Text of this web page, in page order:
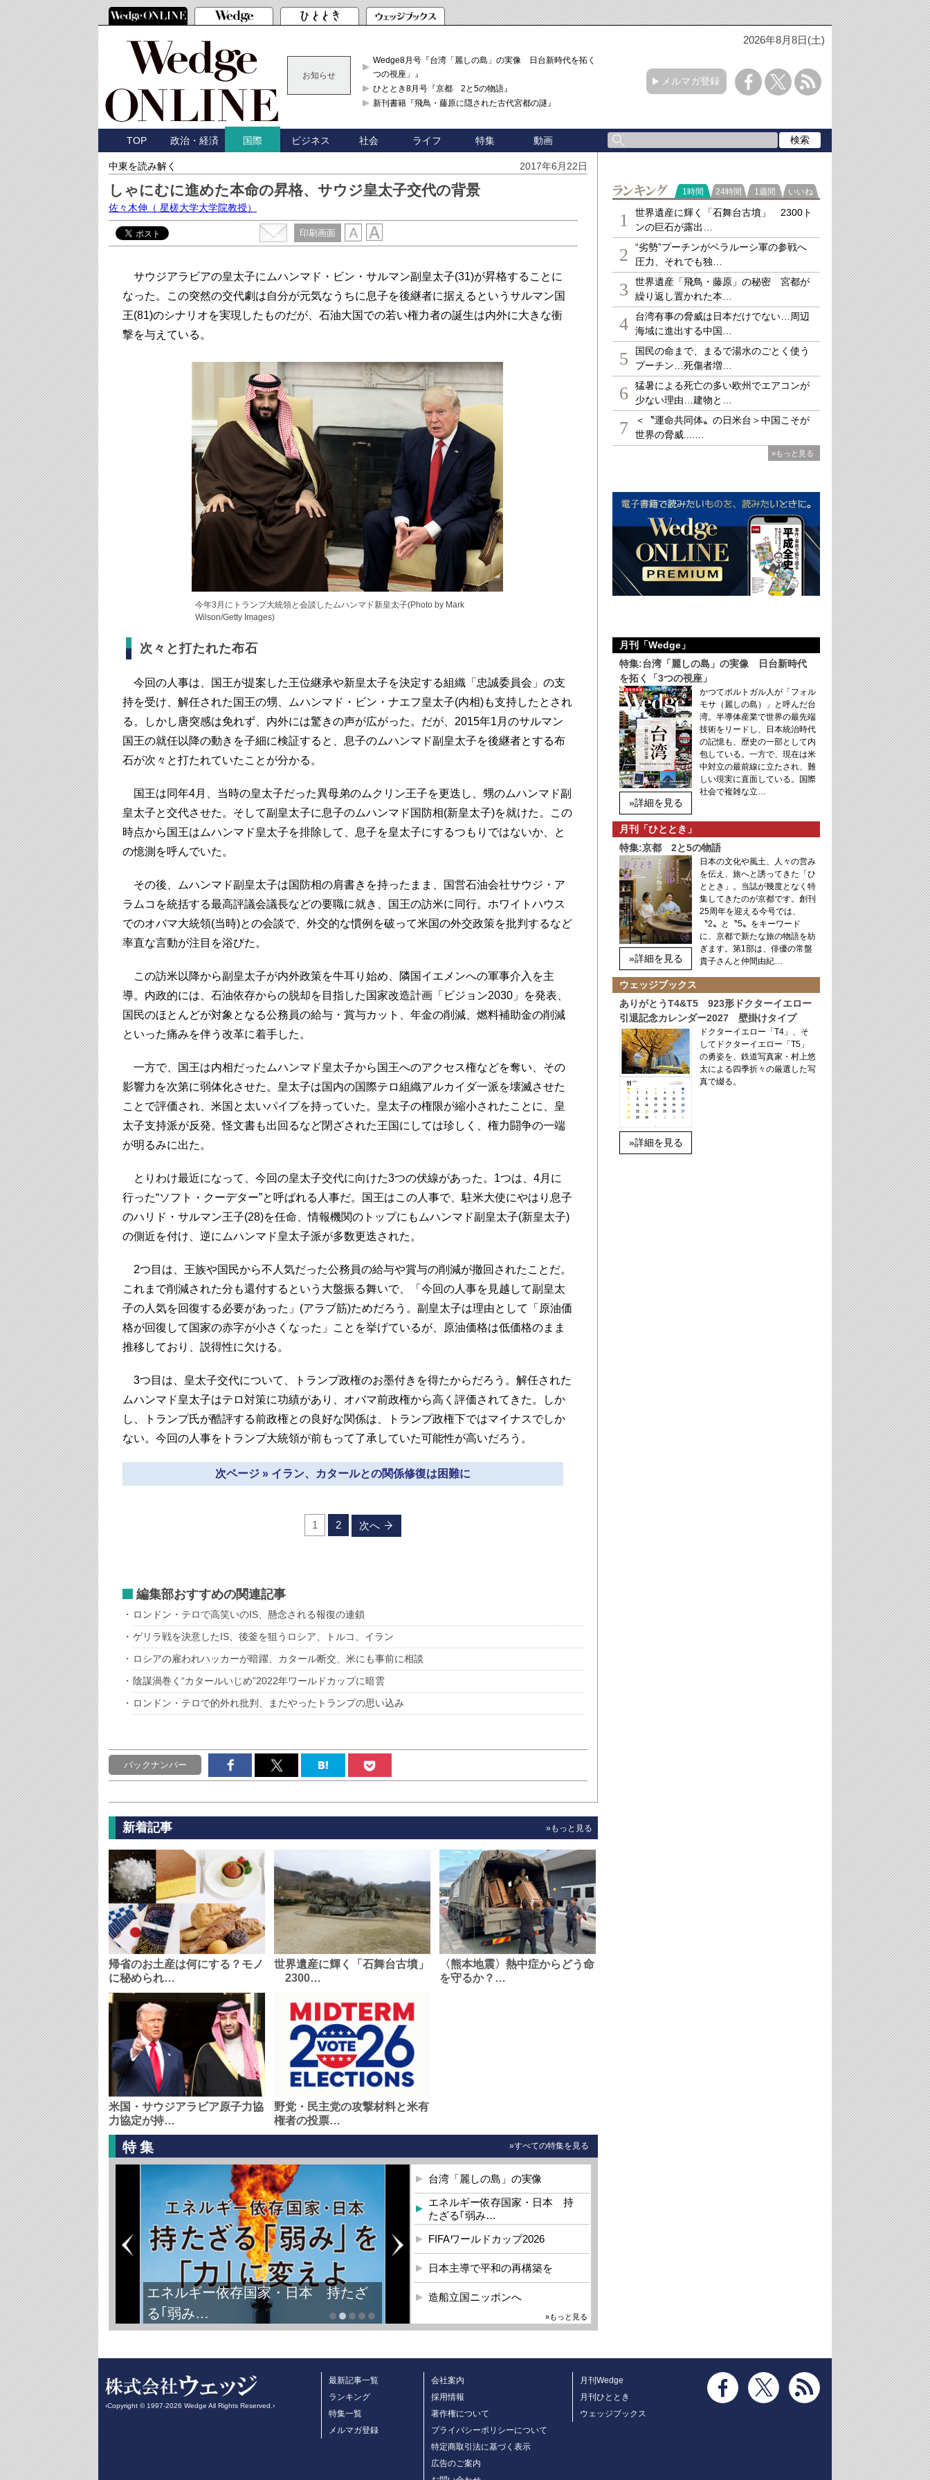
2026年8月8日(土)
お知らせ
Wedge8月号『台湾「麗しの島」の実像 日台新時代を拓く「3
つの視座」』
ひととき8月号『京都 2と5の物語』
新刊書籍『飛鳥・藤原に隠された古代宮都の謎』
メルマガ登録
TOP 政治・経済 国際 ビジネス 社会 ライフ 特集 動画
中東を読み解く 2017年6月22日
しゃにむに進めた本命の昇格、サウジ皇太子交代の背景
佐々木伸 （ 星槎大学大学院教授）
印刷画面
サウジアラビアの皇太子にムハンマド ・ビン・サルマン副皇太子(31)が昇格することに
なった。この突然の交代劇は自分が元気なうちに息子を後継者に据えるというサルマン国
王(81)のシナリオを実現したものだが、石油大国での若い権力者の誕生は内外に大きな衝
撃を与えている。
今年3月にトランプ大統領と会談したムハンマド新皇太子(Photo by Mark
Wilson/Getty Images)
次々と打たれた布石
今回の人事は、国王が提案した王位継承や新皇太子を決定する組織「忠誠委員会」の支
持を受け、解任された国王の甥、ムハンマド・ ビン・ナエフ皇太子(内相)も支持したとされ
る。しかし唐突感は免れず、内外には驚きの声が広がった。だが、2015年1月のサルマン
国王の就任以降の動きを子細に検証すると、息子のムハンマド副皇太子を後継者とする布
石が次々と打たれていたことが分かる。
国王は同年4月、当時の皇太子だった異母弟のムクリン王子を更迭し、甥のムハンマド副
皇太子と交代させた。そして副皇太子に息子のムハンマド国防相(新皇太子)を就けた。この
時点から国王はムハンマド皇太子を排除して、息子を皇太子にするつもりではないか、と
の憶測を呼んでいた。
その後、ムハンマド副皇太子は国防相の肩書きを持ったまま、国営石油会社サウジ・ア
ラムコを統括する最高評議会議長などの要職に就き、国王の訪米に同行。ホワイトハウス
でのオバマ大統領(当時)との会談で、外交的な慣例を破って米国の外交政策を批判するなど
率直な言動が注目を浴びた。
この訪米以降から副皇太子が内外政策を牛耳り始め、隣国イエメンへの軍事介入を主
導。内政的には、石油依存からの脱却を目指した国家改造計画「ビジョン2030」を発表、
国民のほとんどが対象となる公務員の給与・賞与カット、年金の削減、燃料補助金の削減
といった痛みを伴う改革に着手した。
一方で、国王は内相だったムハンマド皇太子から国王へのアクセス権などを奪い、その
影響力を次第に弱体化させた。皇太子は国内の国際テロ組織アルカイダ一派を壊滅させた
ことで評価され、米国と太いパイプを持っていた。皇太子の権限が縮小されたことに、皇
太子支持派が反発。怪文書も出回るなど閉ざされた王国にしては珍しく、権力闘争の一端
が明るみに出た。
とりわけ最近になって、今回の皇太子交代に向けた3つの伏線があった。1つは、4月に
行った“ソフト・クーデター”と呼ばれる人事だ。国王はこの人事で、駐米大使にやはり息子
のハリド・サルマン王子(28)を任命、情報機関のトップにもムハンマド副皇太子(新皇太子)
の側近を付け、逆にムハンマド皇太子派が多数更迭された。
2つ目は、王族や国民から不人気だった公務員の給与や賞与の削減が撤回されたことだ。
これまで削減された分も還付するという大盤振る舞いで、「今回の人事を見越して副皇太
子の人気を回復する必要があった」(アラブ筋)ためだろう。副皇太子は理由として「原油価
格が回復して国家の赤字が小さくなった」ことを挙げているが、原油価格は低価格のまま
推移しており、説得性に欠ける。
3つ目は、皇太子交代について、トランプ政権のお墨付きを得たからだろう。解任された
ムハンマド皇太子はテロ対策に功績があり、オバマ前政権から高く評価されてきた。しか
し、トランプ氏が酷評する前政権との良好な関係は、トランプ政権下ではマイナスでしか
ない。今回の人事をトランプ大統領が前もって了承していた可能性が高いだろう。
次ページ » イラン、カタールとの関係修復は困難に
1 2 次へ
編集部おすすめの関連記事
ロンドン・テロで高笑いのIS、懸念される報復の連鎖
ゲリラ戦を決意したIS、後釜を狙うロシア、トルコ、イラン
ロシアの雇われハッカーが暗躍、カタール断交、米にも事前に相談
陰謀渦巻く“カタールいじめ”2022年ワールドカップに暗雲
ロンドン・テロで的外れ批判、またやったトランプの思い込み
バックナンバー
新着記事 »もっと見る
帰省のお土産は何にする？モノ
に秘められ…
世界遺産に輝く「石舞台古墳」
2300…
〈熊本地震〉熱中症からどう命
を守るか？…
米国・サウジアラビア原子力協
力協定が持…
野党・民主党の攻撃材料と米有
権者の投票…
特集 »すべての特集を見る
エネルギー依存国家・日本 持たざ
る｢弱み…
台湾「麗しの島」の実像
エネルギー依存国家・日本 持
たざる｢弱み…
FIFAワールドカップ2026
日本主導で平和の再構築を
造船立国ニッポンへ
»もっと見る
ランキング
1時間 24時間 1週間 いいね
1
世界遺産に輝く「石舞台古墳」 2300ト
ンの巨石が露出…
2
“劣勢”プーチンがベラルーシ軍の参戦へ
圧力、それでも独…
3
世界遺産「飛鳥・藤原」の秘密 宮都が
繰り返し置かれた本…
4
台湾有事の脅威は日本だけでない…周辺
海域に進出する中国…
5
国民の命まで、まるで湯水のごとく使う
プーチン…死傷者増…
6
猛暑による死亡の多い欧州でエアコンが
少ない理由…建物と…
7
＜〝運命共同体〟の日米台＞中国こそが
世界の脅威....…
»もっと見る
月刊「Wedge」
特集:台湾「麗しの島」の実像 日台新時代
を拓く「3つの視座」
»詳細を見る
かつてポルトガル人が「フォル
モサ（麗しの島）」と呼んだ台
湾。半導体産業で世界の最先端
技術をリードし、日本統治時代
の記憶も、歴史の一部として内
包している。一方で、現在は米
中対立の最前線に立たされ、難
しい現実に直面している。国際
社会で複雑な立…
月刊「ひととき」
特集:京都 2と5の物語
»詳細を見る
日本の文化や風土、人々の営み
を伝え、旅へと誘ってきた「ひ
ととき」。当誌が幾度となく特
集してきたのが京都です。創刊
25周年を迎える今号では、
〝2〟と〝5〟をキーワード
に、京都で新たな旅の物語を紡
ぎます。第1部は、俳優の常盤
貴子さんと仲間由紀…
ウェッジブックス
ありがとうT4&T5 923形ドクターイエロー
引退記念カレンダー2027 壁掛けタイプ
»詳細を見る
ドクターイエロー「T4」、そ
してドクターイエロー「T5」
の勇姿を、鉄道写真家・村上悠
太による四季折々の厳選した写
真で綴る。
‹Copyright © 1997-2026 Wedge All Rights Reserved.›
最新記事一覧
ランキング
特集一覧
メルマガ登録
会社案内
採用情報
著作権について
プライバシーポリシーについて
特定商取引法に基づく表示
広告のご案内
月刊Wedge
月刊ひととき
ウェッジブックス